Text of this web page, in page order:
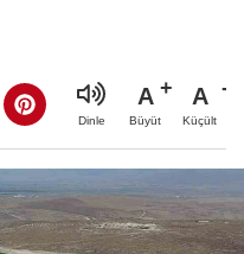
Dinle
A
Büyüt
A
Küçült